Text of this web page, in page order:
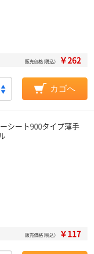
販売価格（税込） ￥262
カゴへ
ーシート900タイプ薄手
販売価格（税込） ￥117